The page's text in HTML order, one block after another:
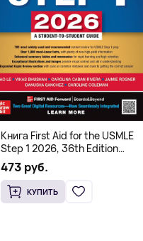
Книга First Aid for the USMLE
Step 1 2026, 36th Edition
(Мягкий переплет,
Английский язык)
473 руб.
КУПИТЬ